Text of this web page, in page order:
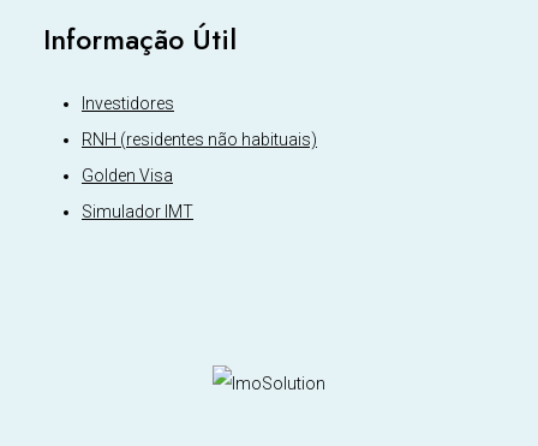
Informação Útil
Investidores
RNH (residentes não habituais)
Golden Visa
Simulador IMT